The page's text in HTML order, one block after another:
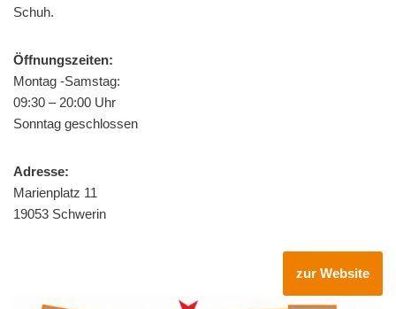
Schuh.
Öffnungszeiten:
Montag -Samstag:
09:30 – 20:00 Uhr
Sonntag geschlossen
Adresse:
Marienplatz 11
19053 Schwerin
zur Website